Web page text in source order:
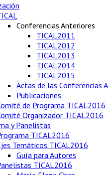
Conferencias Anteriores
TICAL2011
TICAL2012
TICAL2013
TICAL2014
TICAL2015
Actas de las Conferencias
Publicaciones
de Programa TICAL2016
Organizador TICAL2016
y Panelistas
TICAL2016
Temáticos TICAL2016
Guía para Autores
TICAL2016